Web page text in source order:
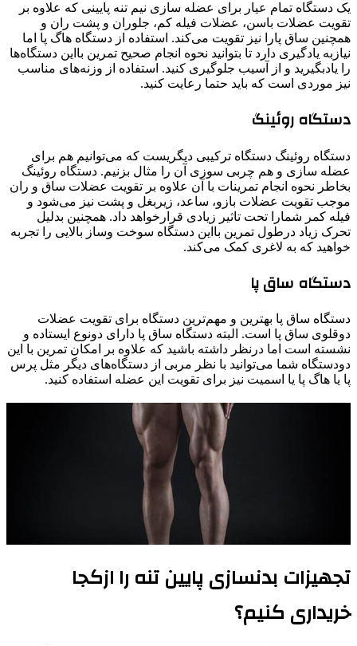
یک دستگاه تمام عیار برای عضله سازی نیم تنه پایینی که علاوه بر
تقویت عضلات باسن، عضلات فیله کم، جلوران و پشت ران و
همچنین ساق پارا نیز تقویت می‌کند. استفاده از دستگاه هاگ پا اما
نیازبه یادگیری دارد تا بتوانید نحوه انجام صحیح تمرین بااین دستگاه‌ها
را یادبگیرید و از آسیب جلوگیری کنید. استفاده از وزنه‌های مناسب
نیز موردی است که باید حتما رعایت کنید.
دستگاه روئینگ
دستگاه روئینگ دستگاه ترکیبی دیگریست که می‌توانیم هم برای
عضله سازی و هم چربی سوزی آن را مثال بزنیم. دستگاه روئینگ
بخاطر نحوه انجام تمرینات با آن علاوه بر تقویت عضلات ساق و ران
موجب تقویت عضلات بازو، ساعد، زیربغل و پشت نیز می‌شود و
فیله کمر شمارا تحت تاثیر زیادی قرارخواهد داد. همچنین بدلیل
تحرک زیاد درطول تمرین بااین دستگاه سوخت وساز بالایی را تجربه
خواهید که به لاغری کمک می‌کند.
دستگاه ساق پا
دستگاه ساق پا بهترین و مهم‌ترین دستگاه برای تقویت عضلات
دوقلوی ساق پا است. البته دستگاه ساق پا دارای دونوع ایستاده و
نشسته است اما درنظر داشته باشید که علاوه بر امکان تمرین با این
دودستگاه شما می‌توانید با نظر مربی از دستگاه‌های دیگر مثل پرس
پا یا هاگ پا یا اسمیت نیز برای تقویت این عضله استفاده کنید.
تجهیزات بدنسازی پایین تنه را ازکجا
خریداری کنیم؟